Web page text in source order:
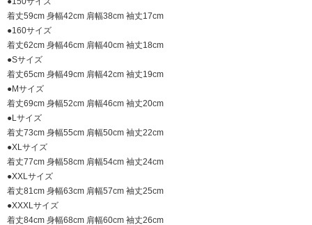
着丈59cm 身幅42cm 肩幅38cm 袖丈17cm
●160サイズ
着丈62cm 身幅46cm 肩幅40cm 袖丈18cm
●Sサイズ
着丈65cm 身幅49cm 肩幅42cm 袖丈19cm
●Mサイズ
着丈69cm 身幅52cm 肩幅46cm 袖丈20cm
●Lサイズ
着丈73cm 身幅55cm 肩幅50cm 袖丈22cm
●XLサイズ
着丈77cm 身幅58cm 肩幅54cm 袖丈24cm
●XXLサイズ
着丈81cm 身幅63cm 肩幅57cm 袖丈25cm
●XXXLサイズ
着丈84cm 身幅68cm 肩幅60cm 袖丈26cm